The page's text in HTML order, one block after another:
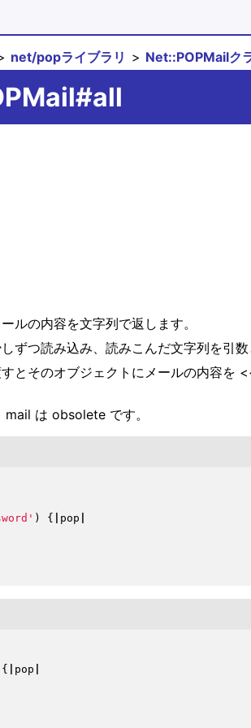
net/popライブラリ Net::POPMailク
ルの内容を文字列で返します。
ずつ読み込み、読みこんだ文字列を引数
とそのオブジェクトにメールの内容を
は obsolete です。
) { pop
{ pop